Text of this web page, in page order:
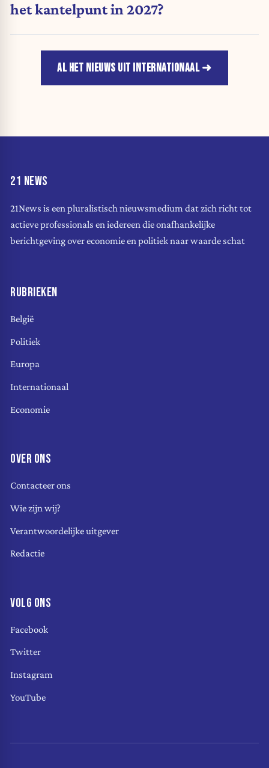
het kantelpunt in 2027?
AL HET NIEUWS UIT INTERNATIONAAL
21 NEWS
21News is een pluralistisch nieuwsmedium dat zich richt tot
actieve professionals en iedereen die onafhankelijke
berichtgeving over economie en politiek naar waarde schat
RUBRIEKEN
België
Politiek
Europa
Internationaal
Economie
OVER ONS
Contacteer ons
Wie zijn wij?
Verantwoordelijke uitgever
Redactie
VOLG ONS
Facebook
Twitter
Instagram
YouTube